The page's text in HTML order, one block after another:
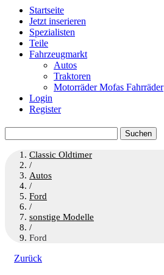
Startseite
Jetzt inserieren
Spezialisten
Teile
Fahrzeugmarkt
Autos
Traktoren
Motorräder Mofas Fahrräder
Login
Register
nach:
Classic Oldtimer
/
Autos
/
Ford
/
sonstige Modelle
/
Ford
Zurück